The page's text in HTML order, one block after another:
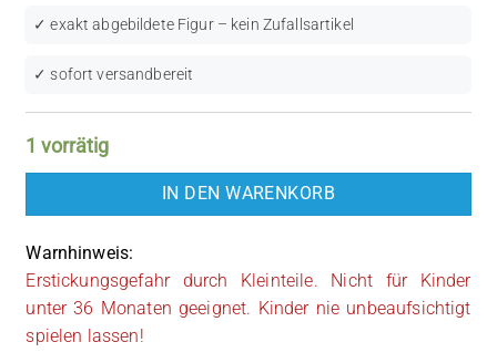
✓ exakt abgebildete Figur – kein Zufallsartikel
✓ sofort versandbereit
1 vorrätig
IN DEN WARENKORB
Warnhinweis:
Erstickungsgefahr durch Kleinteile. Nicht für Kinder
unter 36 Monaten geeignet. Kinder nie unbeaufsichtigt
spielen lassen!